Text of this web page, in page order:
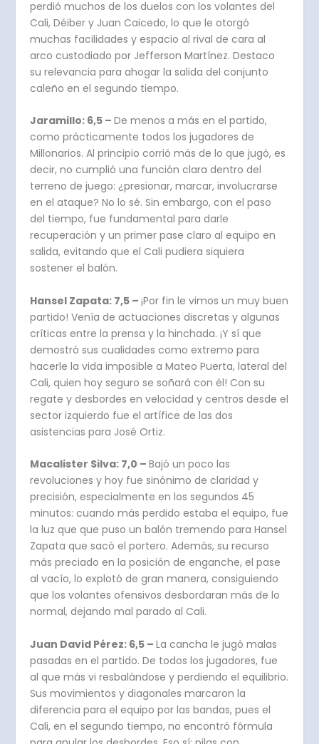
perdió muchos de los duelos con los volantes del
Cali, Déiber y Juan Caicedo, lo que le otorgó
muchas facilidades y espacio al rival de cara al
arco custodiado por Jefferson Martínez. Destaco
su relevancia para ahogar la salida del conjunto
caleño en el segundo tiempo.
Jaramillo: 6,5 –De menos a más en el partido,
como prácticamente todos los jugadores de
Millonarios. Al principio corrió más de lo que jugó, es
decir, no cumplió una función clara dentro del
terreno de juego: ¿presionar, marcar, involucrarse
en el ataque? No lo sé. Sin embargo, con el paso
del tiempo, fue fundamental para darle
recuperación y un primer pase claro al equipo en
salida, evitando que el Cali pudiera siquiera
sostener el balón.
Hansel Zapata: 7,5 –¡Por fin le vimos un muy buen
partido! Venía de actuaciones discretas y algunas
críticas entre la prensa y la hinchada. ¡Y sí que
demostró sus cualidades como extremo para
hacerle la vida imposible a Mateo Puerta, lateral del
Cali, quien hoy seguro se soñará con él! Con su
regate y desbordes en velocidad y centros desde el
sector izquierdo fue el artífice de las dos
asistencias para José Ortiz.
Macalister Silva: 7,0 –Bajó un poco las
revoluciones y hoy fue sinónimo de claridad y
precisión, especialmente en los segundos 45
minutos: cuando más perdido estaba el equipo, fue
la luz que que puso un balón tremendo para Hansel
Zapata que sacó el portero. Además, su recurso
más preciado en la posición de enganche, el pase
al vacío, lo explotó de gran manera, consiguiendo
que los volantes ofensivos desbordaran más de lo
normal, dejando mal parado al Cali.
Juan David Pérez: 6,5 –La cancha le jugó malas
pasadas en el partido. De todos los jugadores, fue
al que más vi resbalándose y perdiendo el equilibrio.
Sus movimientos y diagonales marcaron la
diferencia para el equipo por las bandas, pues el
Cali, en el segundo tiempo, no encontró fórmula